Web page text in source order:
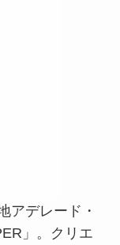
アデレード・
」。クリエ